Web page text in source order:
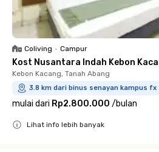
Coliving • Campur
Kost Nusantara Indah Kebon
Kebon Kacang, Tanah Abang
3.8 km dari binus senayan kampus fx
mulai dari Rp2.800.000 /bulan
Lihat info lebih banyak